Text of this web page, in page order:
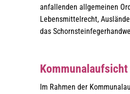
anfallenden allgemeinen
Lebensmittelrecht,
das
Kommunalaufsicht
Im Rahmen der